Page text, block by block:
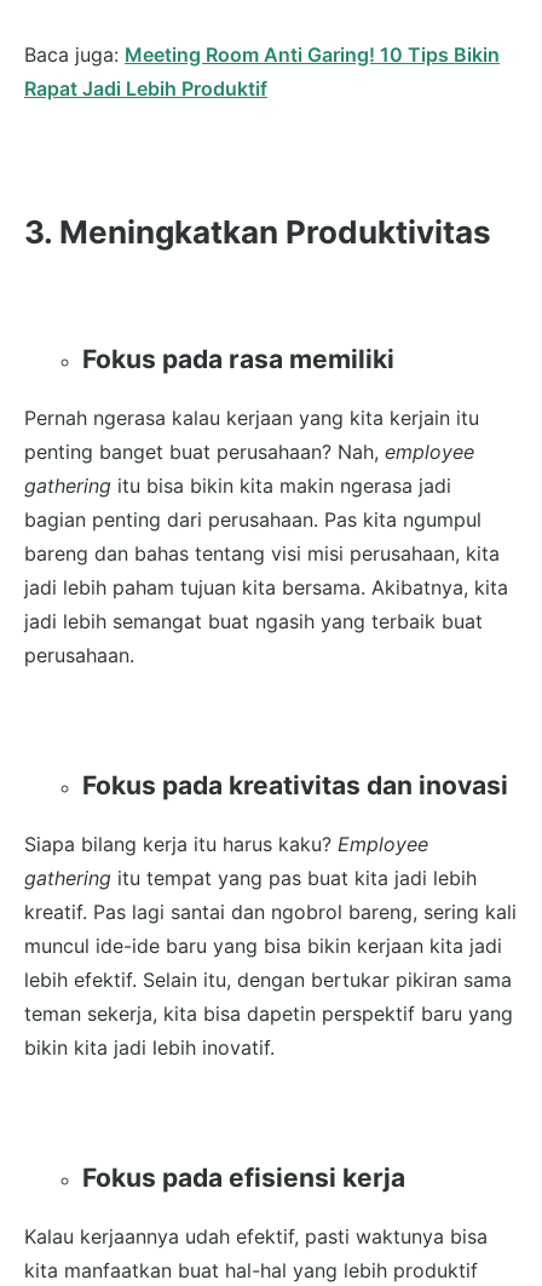
Baca juga: Meeting Room Anti Garing! 10 Tips Bikin
Rapat Jadi Lebih Produktif
3. Meningkatkan Produktivitas
Fokus pada rasa memiliki
Pernah ngerasa kalau kerjaan yang kita kerjain itu
penting banget buat perusahaan? Nah, employee
gathering itu bisa bikin kita makin ngerasa jadi
bagian penting dari perusahaan. Pas kita ngumpul
bareng dan bahas tentang visi misi perusahaan, kita
jadi lebih paham tujuan kita bersama. Akibatnya, kita
jadi lebih semangat buat ngasih yang terbaik buat
perusahaan.
Fokus pada kreativitas dan inovasi
Siapa bilang kerja itu harus kaku? Employee
gathering itu tempat yang pas buat kita jadi lebih
kreatif. Pas lagi santai dan ngobrol bareng, sering kali
muncul ide-ide baru yang bisa bikin kerjaan kita jadi
lebih efektif. Selain itu, dengan bertukar pikiran sama
teman sekerja, kita bisa dapetin perspektif baru yang
bikin kita jadi lebih inovatif.
Fokus pada efisiensi kerja
Kalau kerjaannya udah efektif, pasti waktunya bisa
kita manfaatkan buat hal-hal yang lebih produktif